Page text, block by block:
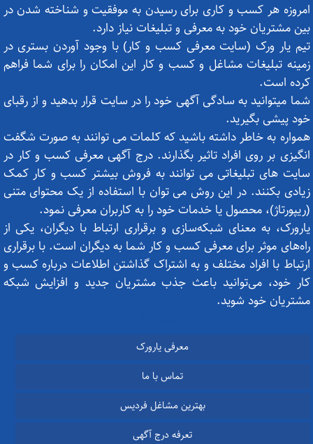
امروزه هر کسب و کاری برای رسیدن به موفقیت و شناخته شدن در
بین مشتریان خود به معرفی و تبلیغات نیاز دارد.
تیم یار ورک (سایت معرفی کسب و کار) با وجود آوردن بستری در
زمینه تبلیغات مشاغل و کسب و کار این امکان را برای شما فراهم
کرده است.
شما میتوانید به سادگی آگهی خود را در سایت قرار بدهید و از رقبای
خود پیشی بگیرید.
همواره به خاطر داشته باشید که کلمات می توانند به صورت شگفت
انگیزی بر روی افراد تاثیر بگذارند. درج آگهی معرفی کسب و کار در
سایت های تبلیغاتی می توانند به فروش بیشتر کسب و کار کمک
زیادی بکنند. در این روش می توان با استفاده از یک محتوای متنی
(ریپورتاژ)، محصول یا خدمات خود را به کاربران معرفی نمود.
یارورک، به معنای شبکه‌سازی و برقراری ارتباط با دیگران، یکی از
راه‌های موثر برای معرفی کسب و کار شما به دیگران است. با برقراری
ارتباط با افراد مختلف و به اشتراک گذاشتن اطلاعات درباره کسب و
کار خود، می‌توانید باعث جذب مشتریان جدید و افزایش شبکه
مشتریان خود شوید.
معرفی یارورک
تماس با ما
بهترین مشاغل فردیس
تعرفه درج آگهی